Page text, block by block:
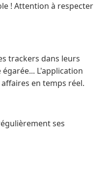
! Attention à respecter
trackers dans leurs
L'application
en temps réel.
ses